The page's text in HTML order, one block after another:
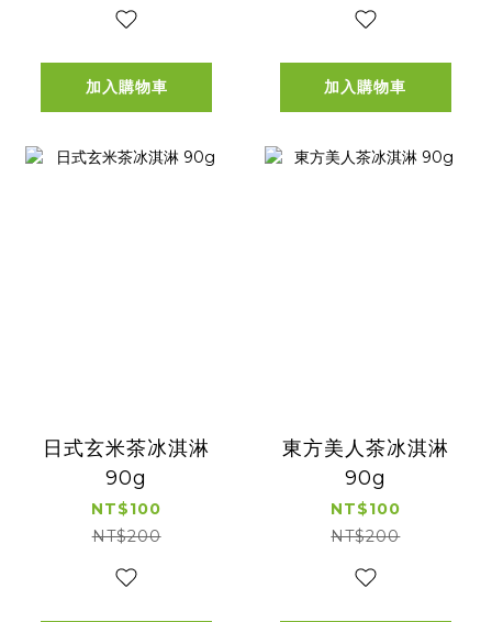
加入購物車 加入購物車
日式玄米茶冰淇淋
90g
NT$100
NT$200
東方美人茶冰淇淋
90g
NT$100
NT$200